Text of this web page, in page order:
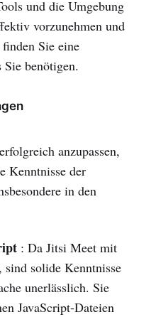
und die Umgebung
vorzunehmen und
Sie eine
Sie benötigen.
anzupassen,
Kenntnisse der
in den
: Da Jitsi Meet mit
solide Kenntnisse
unerlässlich. Sie
JavaScript-Dateien